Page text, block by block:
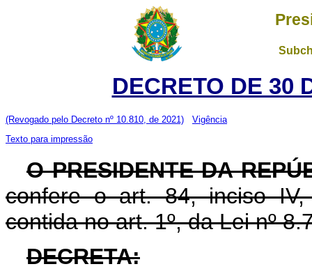
DECRETO DE 30
(Revogado pelo Decreto nº 10.810, de 2021)
Vigência
Texto para impressão
O PRESIDENTE DA
confere o art. 84, inciso
contida no art. 1º, da Lei nº
DECRETA: